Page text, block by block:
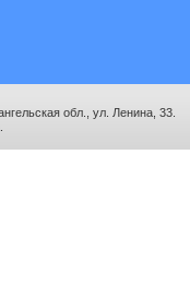
обл., ул. Ленина, 33.